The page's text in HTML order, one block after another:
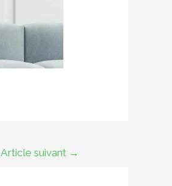
Article suivant →